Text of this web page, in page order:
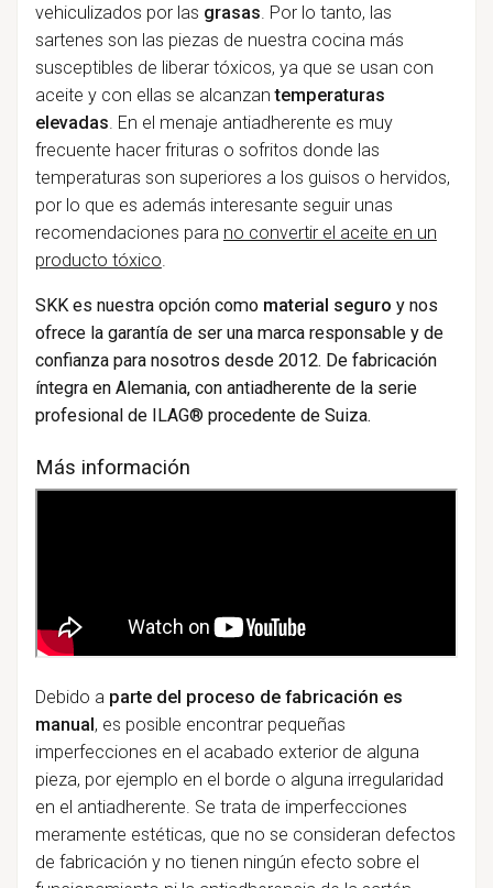
vehiculizados por las grasas . Por lo tanto, las
sartenes son las piezas de nuestra cocina más
susceptibles de liberar tóxicos, ya que se usan con
aceite y con ellas se alcanzantemperaturas
elevadas . En el menaje antiadherente es muy
frecuente hacer frituras o sofritos donde las
temperaturas son superiores a los guisos o hervidos,
por lo que es además interesante seguir unas
recomendaciones para no convertir el aceite en un
producto tóxico
SKK es nuestra opción comomaterial seguro y nos
ofrece la garantía de ser una marca responsable y de
confianza para nosotros desde 2012. De fabricación
íntegra en Alemania, con antiadherente de la serie
profesional de ILAG® procedente de Suiza.
Más información
Debido a parte del proceso de fabricación es
manual, es posible encontrar pequeñas
imperfecciones en el acabado exterior de alguna
pieza, por ejemplo en el borde o alguna irregularidad
en el antiadherente. Se trata de imperfecciones
meramente estéticas, que no se consideran defectos
de fabricación y no tienen ningún efecto sobre el